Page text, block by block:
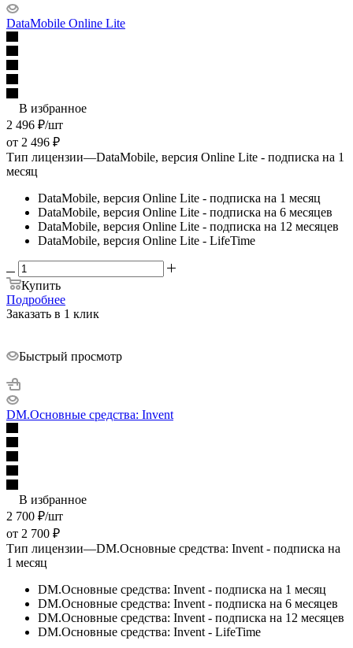
DataMobile Online Lite
В избранное
2 496 ₽/шт
от 2 496 ₽
Тип лицензии—DataMobile, версия Online Lite - подписка на 1
месяц
DataMobile, версия Online Lite - подписка на 1 месяц
DataMobile, версия Online Lite - подписка на 6 месяцев
DataMobile, версия Online Lite - подписка на 12 месяцев
DataMobile, версия Online Lite - LifeTime
Купить
Подробнее
Заказать в 1 клик
Быстрый просмотр
DM.Основные средства: Invent
В избранное
2 700 ₽/шт
от 2 700 ₽
Тип лицензии—DM.Основные средства: Invent - подписка на
1 месяц
DM.Основные средства: Invent - подписка на 1 месяц
DM.Основные средства: Invent - подписка на 6 месяцев
DM.Основные средства: Invent - подписка на 12 месяцев
DM.Основные средства: Invent - LifeTime